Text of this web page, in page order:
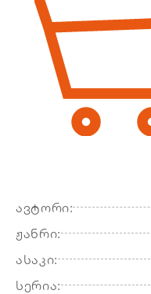
ავტორი:
ჟანრი:
ასაკი:
სერია: